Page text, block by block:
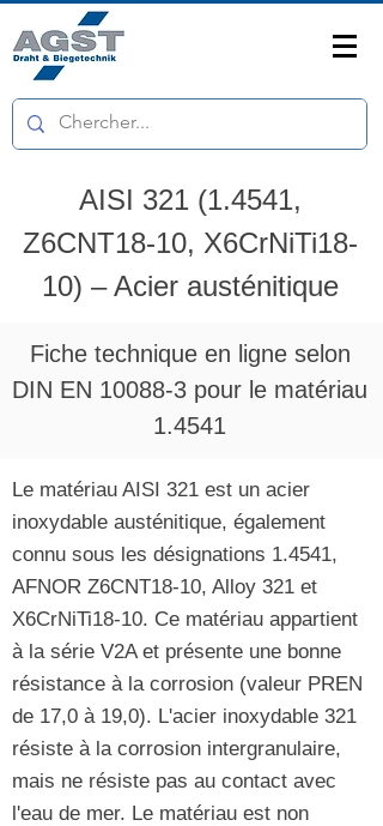
AISI 321 (1.4541,
Z6CNT18-10, X6CrNiTi18-
10) – Acier austénitique
Fiche technique en ligne selon
DIN EN 10088-3 pour le matériau
1.4541
Le matériau AISI 321 est un acier
inoxydable austénitique, également
connu sous les désignations 1.4541,
AFNOR Z6CNT18-10, Alloy 321 et
X6CrNiTi18-10. Ce matériau appartient
à la série V2A et présente une bonne
résistance à la corrosion (valeur PREN
de 17,0 à 19,0). L'acier inoxydable 321
résiste à la corrosion intergranulaire,
mais ne résiste pas au contact avec
l'eau de mer. Le matériau est non